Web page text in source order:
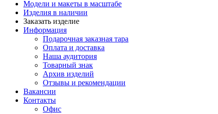
Модели и макеты в масштабе
Изделия в наличии
Заказать изделие
Информация
Подарочная заказная тара
Оплата и доставка
Наша аудитория
Товарный знак
Архив изделий
Отзывы и рекомендации
Вакансии
Контакты
Офис